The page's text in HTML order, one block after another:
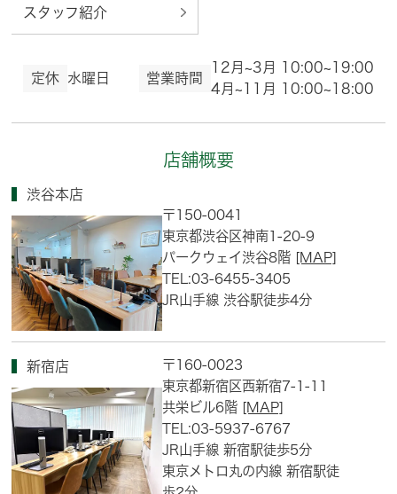
スタッフ紹介
定休 水曜日 営業時間
12月~3月 10:00~19:00
4月~11月 10:00~18:00
店舗概要
渋谷本店
〒150-0041
東京都渋谷区神南1-20-9
パークウェイ渋谷8階 [MAP]
TEL:03-6455-3405
JR山手線 渋谷駅徒歩4分
新宿店
〒160-0023
東京都新宿区西新宿7-1-11
共栄ビル6階 [MAP]
TEL:03-5937-6767
JR山手線 新宿駅徒歩5分
東京メトロ丸の内線 新宿駅徒